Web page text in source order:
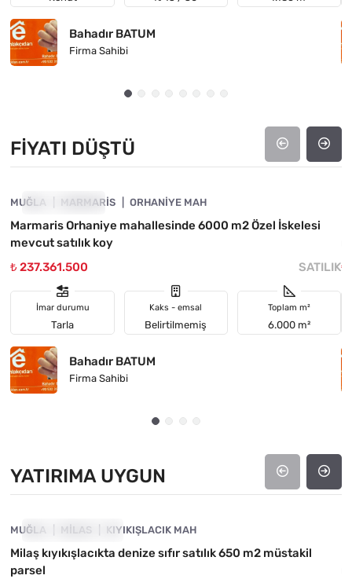
Bahadır BATUM
Firma Sahibi
FIYATI DÜŞTÜ
FIYATI DÜŞTÜ
MUĞLA MARMARIS ORHANIYE MAH
Marmaris Orhaniye mahallesinde 6000 m2 Özel İskelesi
mevcut satılık koy
₺ 237.361.500
SATILIK
İmar durumu
Tarla
Kaks - emsal
Belirtilmemiş
Toplam m²
6.000 m²
Bahadır BATUM
Firma Sahibi
₺
YATIRIMA UYGUN
YATIRIMA UYGUN
MUĞLA MILAS KIYIKIŞLACIK MAH
Milaş kıyıkışlacıkta denize sıfır satılık 650 m2 müstakil
parsel